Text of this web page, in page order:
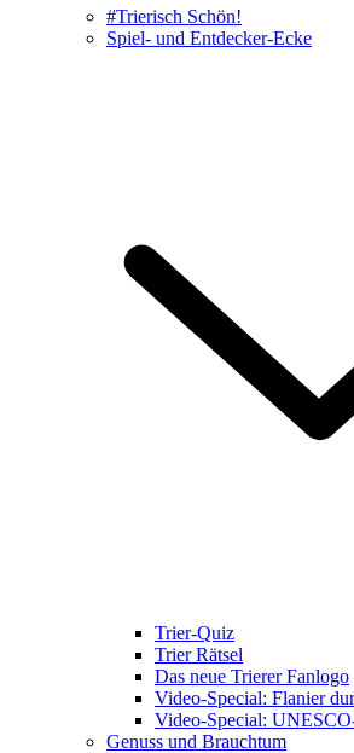
#Trierisch Schön!
Spiel- und Entdecker-Ecke
Trier-Quiz
Trier Rätsel
Das neue Trierer Fanlogo
Video-Special: Flanier
Video-Special:
Genuss und Brauchtum